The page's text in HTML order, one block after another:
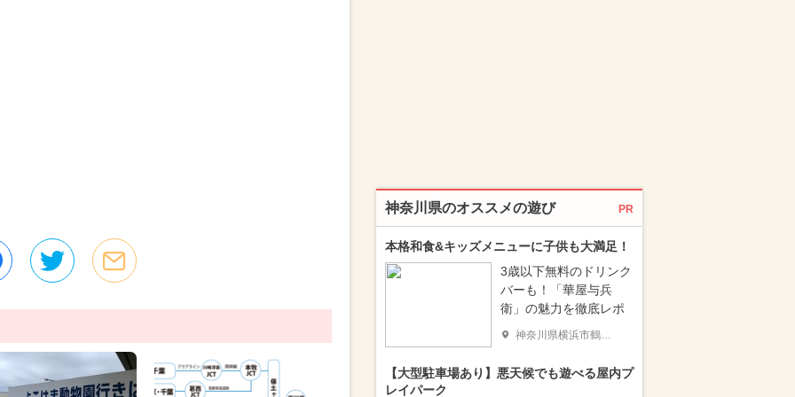
神奈川県のオススメの遊び PR
本格和食&キッズメニューに子供も大満足！
3歳以下無料のドリンク
バーも！「華屋与兵
衛」の魅力を徹底レポ
神奈川県横浜市鶴見区
【大型駐車場あり】悪天候でも遊べる屋内プ
レイパーク